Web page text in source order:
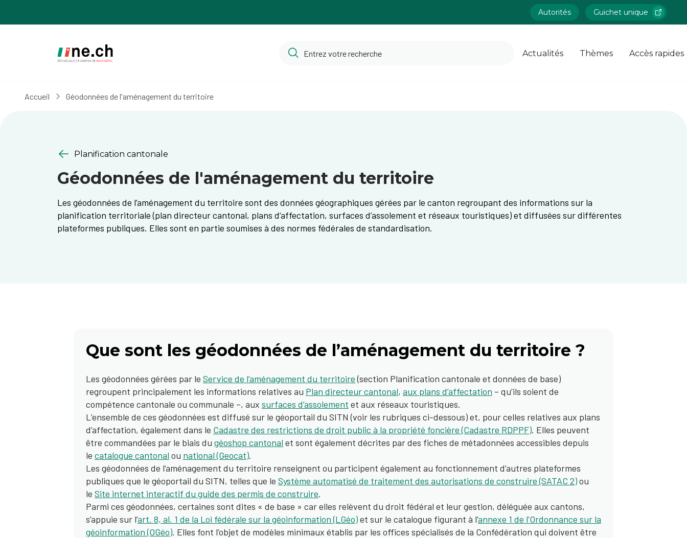
Autorités Guichet unique
Actualités Thèmes Accès rapides
Accueil Géodonnées de l'aménagement du territoire
Planification cantonale
Géodonnées de l'aménagement du territoire
Les géodonnées de l’aménagement du territoire sont des données géographiques gérées par le canton regroupant des informations sur la
planification territoriale (plan directeur cantonal, plans d’affectation, surfaces d’assolement et réseaux touristiques) et diffusées sur différentes
plateformes publiques. Elles sont en partie soumises à des normes fédérales de standardisation.
Que sont les géodonnées de l’aménagement du territoire ?
Les géodonnées gérées par le Service de l’aménagement du territoire(section Planification cantonale et données de base)
regroupent principalement les informations relatives au Plan directeur cantonal, aux plans d’affectation – qu’ils soient de
compétence cantonale ou communale –, aux surfaces d’assolement et aux réseaux touristiques.
L’ensemble de ces géodonnées est diffusé sur le géoportail du SITN (voir les rubriques ci-dessous) et, pour celles relatives aux plans
d’affectation, également dans le Cadastre des restrictions de droit public à la propriété foncière (Cadastre RDPPF). Elles peuvent
être commandées par le biais du géoshop cantonal et sont également décrites par des fiches de métadonnées accessibles depuis
le catalogue cantonal ou national (Geocat).
Les géodonnées de l’aménagement du territoire renseignent ou participent également au fonctionnement d’autres plateformes
publiques que le géoportail du SITN, telles que le Système automatisé de traitement des autorisations de construire (SATAC 2)ou
le Site internet interactif du guide des permis de construire.
Parmi ces géodonnées, certaines sont dites « de base » car elles relèvent du droit fédéral et leur gestion, déléguée aux cantons,
s’appuie sur l’art. 8, al. 1 de la Loi fédérale sur la géoinformation (LGéo)et sur le catalogue figurant à l’annexe 1 de l’Ordonnance sur la
géoinformation (OGéo). Elles font l’objet de modèles minimaux établis par les offices spécialisés de la Confédération qui doivent être